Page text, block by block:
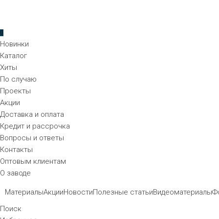
0
Новинки
Каталог
Хиты
По случаю
Проекты
Акции
Доставка и оплата
Кредит и рассрочка
Вопросы и ответы
Контакты
Оптовым клиентам
О заводе
МатериалыАкцииНовостиПолезные статьиВидеоматериалы
Поиск